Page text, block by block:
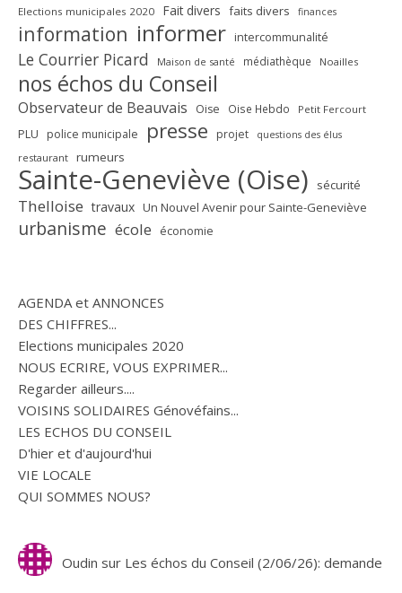
Elections municipales 2020 Fait divers faits divers finances
information informer intercommunalité
Le Courrier Picard Maison de santé médiathèque Noailles
nos échos du Conseil
Observateur de Beauvais Oise Oise Hebdo Petit Fercourt
PLU police municipale presse projet questions des élus
restaurant rumeurs
Sainte-Geneviève (Oise) sécurité
Thelloise travaux Un Nouvel Avenir pour Sainte-Geneviève
urbanisme école économie
AGENDA et ANNONCES
DES CHIFFRES...
Elections municipales 2020
NOUS ECRIRE, VOUS EXPRIMER...
Regarder ailleurs....
VOISINS SOLIDAIRES Génovéfains...
LES ECHOS DU CONSEIL
D'hier et d'aujourd'hui
VIE LOCALE
QUI SOMMES NOUS?
Oudin sur Les échos du Conseil (2/06/26): demande